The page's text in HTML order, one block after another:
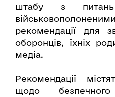
штабу з
рекомендації для
оборонців, їхніх
медіа.
Рекомендації
щодо